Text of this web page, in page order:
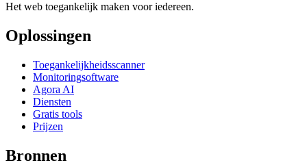
Het web toegankelijk maken voor iedereen.
Oplossingen
Toegankelijkheidsscanner
Monitoringsoftware
Agora AI
Diensten
Gratis tools
Prijzen
Bronnen